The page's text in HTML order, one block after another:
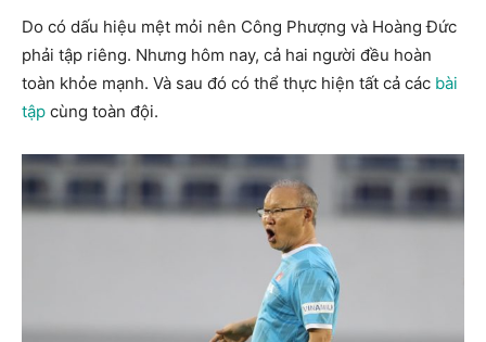
Do có dấu hiệu mệt mỏi nên Công Phượng và Hoàng Đức
phải tập riêng. Nhưng hôm nay, cả hai người đều hoàn
toàn khỏe mạnh. Và sau đó có thể thực hiện tất cả các bài
tập cùng toàn đội.